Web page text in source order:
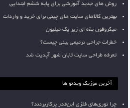
روش های جدید آموزشی برای پایه ششم ابتدایی
بهترین کالاهای سایت های چینی برای خرید و واردات
میکروفون یقه ای زیر یک میلیون
خطرات جراحی ترمیمی بینی چیست؟
تعرفه طراحی سایت تابان شهر آپدیت شد
آخرین موزیک ویدئو ها
چرا توری‌های فلزی این‌قدر پرکاربردند؟